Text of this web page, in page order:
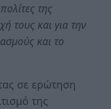
της
τους και για την
και το
σε ερώτηση
της